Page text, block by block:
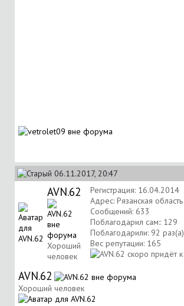
06.11.2017, 20:47
AVN.62
Хороший
человек
Регистрация: 16.04.2014
Адрес: Рязанская область
Сообщений: 633
Поблагодарил сам:: 129
Поблагодарили: 92 раз(а)
Вес репутации: 165
AVN.62
Хороший человек